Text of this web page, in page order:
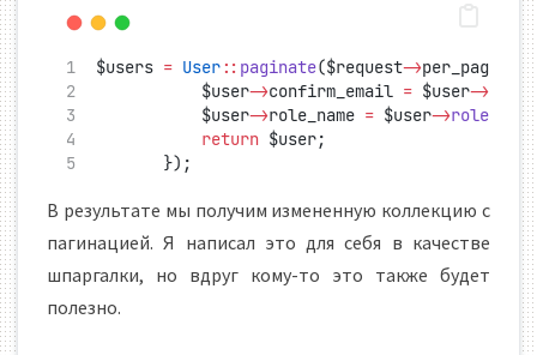
$users = User:: paginate($request->per_page
??
            $user
->confirm_email = $user->
            $user
->role_name = $user->roles
->
return $user;
        });
В результате мы получим измененную коллекцию с
пагинацией. Я написал это для себя в качестве
шпаргалки, но вдруг кому-то это также будет
полезно.